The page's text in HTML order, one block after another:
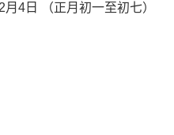
日 （正月初一至初七）